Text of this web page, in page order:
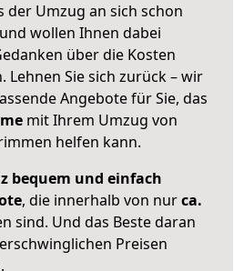
der Umzug an sich schon
wollen Ihnen dabei
über die Kosten
Lehnen Sie sich zurück – wir
Angebote für Sie, das
mit Ihrem Umzug von
helfen kann.
bequem und einfach
, die innerhalb von nurca.
sind. Und das Beste daran
Preisen